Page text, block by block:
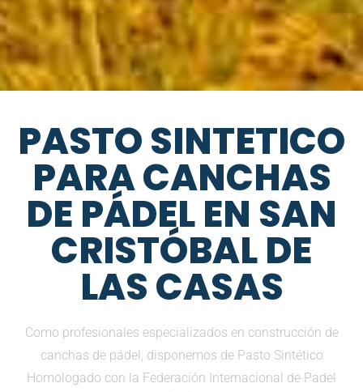
PASTO SINTETICO
PARA CANCHAS
DE PÁDEL EN SAN
CRISTÓBAL DE
LAS CASAS
Como profesionales especializados en construcción de
canchas de pádel, disponemos de Pasto Sintético
Homologado con la Federación Internacional de Padel